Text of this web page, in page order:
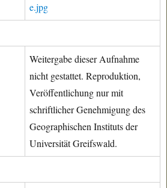
e.jpg
Weitergabe dieser Aufnahme
nicht gestattet. Reproduktion,
Veröffentlichung nur mit
schriftlicher Genehmigung des
Geographischen Instituts der
Universität Greifswald.